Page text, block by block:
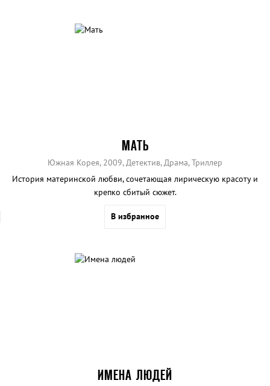
МАТЬ
Южная Корея, 2009, Детектив, Драма, Триллер
История материнской любви, сочетающая лирическую красоту и
крепко сбитый сюжет.
В избранное
ИМЕНА ЛЮДЕЙ